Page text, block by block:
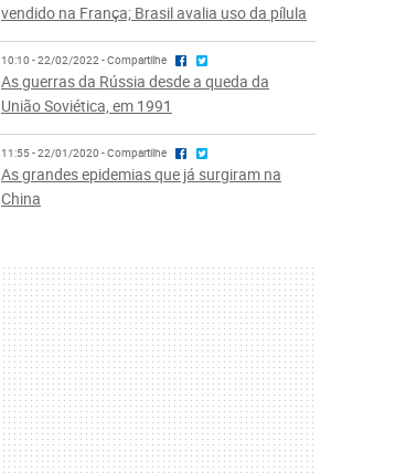
vendido na França; Brasil avalia uso da pílula
10:10 - 22/02/2022 - Compartilhe
As guerras da Rússia desde a queda da
União Soviética, em 1991
11:55 - 22/01/2020 - Compartilhe
As grandes epidemias que já surgiram na
China